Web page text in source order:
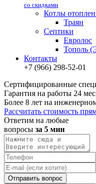
со скидками
Котлы
Траян
Септики
Евролос
Тополь
Контакты
+7 (966) 298-52-01
Сертифицированные
Гарантия на работы 24
Более 8 лет на
Рассчитать стоимость
Ответим на любые
вопросы за 5 мин
Отправить вопрос